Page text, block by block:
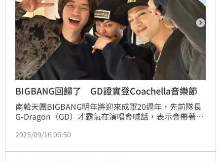
BIGBANG回歸了 GD證實登Coachella音樂節
南韓天團BIGBANG明年將迎來成軍20週年，先前隊長
G-Dragon（GD）才霸氣在演唱會喊話，表示會帶著團
會，讓歌迷興奮不已。今（16日）美國知名的
也確定將合體出席音樂節。記者林汝珊
2025/09/16 06:50